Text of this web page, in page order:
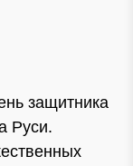
защитника
Руси.